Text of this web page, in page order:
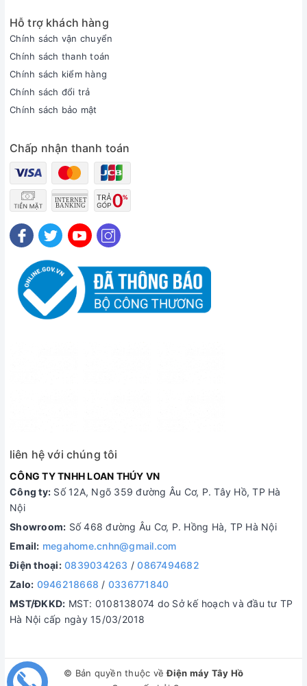
Hỗ trợ khách hàng
Chính sách vận chuyển
Chính sách thanh toán
Chính sách kiểm hàng
Chính sách đổi trả
Chính sách bảo mật
Chấp nhận thanh toán
liên hệ với chúng tôi
CÔNG TY TNHH LOAN THÚY VN
Công ty: Số 12A, Ngõ 359 đường Âu Cơ, P. Tây Hồ, TP Hà
Nội
Showroom: Số 468 đường Âu Cơ, P. Hồng Hà, TP Hà Nội
Email: megahome.cnhn@gmail.com
Điện thoại: 0839034263 /0867494682
Zalo: 0946218668 / 0336771840
MST/ĐKKD: MST: 0108138074 do Sở kế hoạch và đầu tư TP
Hà Nội cấp ngày 15/03/2018
© Bản quyền thuộc vềĐiện máy Tây Hồ